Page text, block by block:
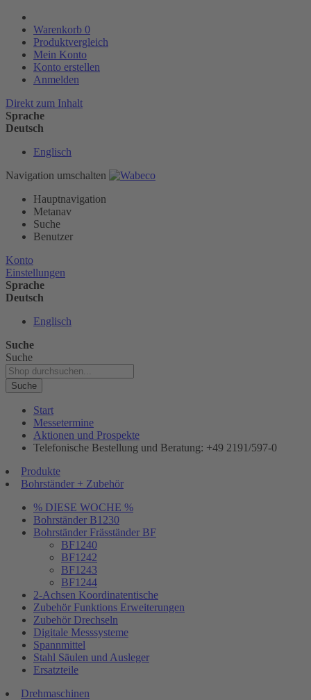
Warenkorb 0
Produktvergleich
Mein Konto
Konto erstellen
Anmelden
Direkt zum Inhalt
Sprache
Deutsch
Englisch
Navigation umschalten
Hauptnavigation
Metanav
Suche
Benutzer
Konto
Einstellungen
Sprache
Deutsch
Englisch
Suche
Suche
Suche
Start
Messetermine
Aktionen und Prospekte
Telefonische Bestellung und Beratung: +49 2191/597-0
Produkte
Bohrständer + Zubehör
% DIESE WOCHE %
Bohrständer B1230
Bohrständer Fräsständer BF
BF1240
BF1242
BF1243
BF1244
2-Achsen Koordinatentische
Zubehör Funktions Erweiterungen
Zubehör Drechseln
Digitale Messsysteme
Spannmittel
Stahl Säulen und Ausleger
Ersatzteile
Drehmaschinen